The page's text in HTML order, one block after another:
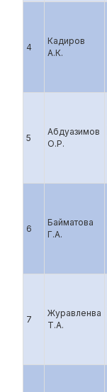
4
Кадиров
А.К.
5
Абдуазимов
О.Р.
6
Байматова
Г.А.
7
Журавленва
Т.А.